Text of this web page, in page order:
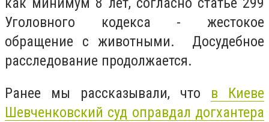
Уголовного кодекса - жестокое
обращение с животными. Досудебное
расследование продолжается.
Ранее мы рассказывали, что в Киеве
Шевченковский суд оправдал догхантера